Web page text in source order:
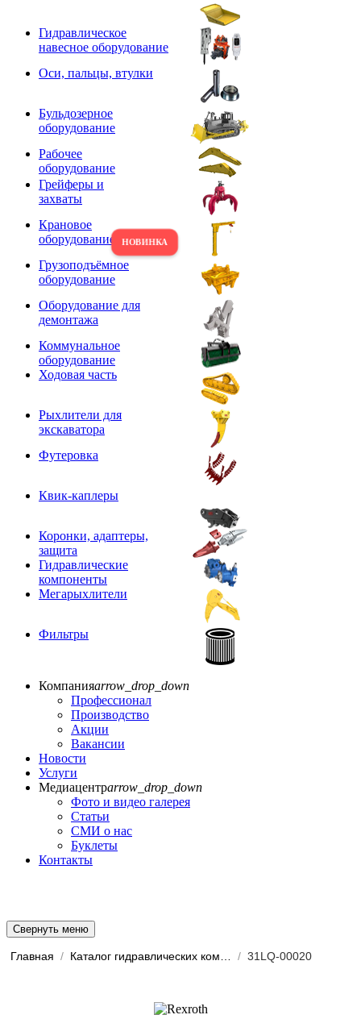
Гидравлическое
навесное оборудование
Оси, пальцы, втулки
Бульдозерное
оборудование
Рабочее
оборудование
Грейферы и
захваты
Крановое
оборудование
Грузоподъёмное
оборудование
Оборудование для
демонтажа
Коммунальное
оборудование
Ходовая часть
Рыхлители для
экскаватора
Футеровка
Квик-каплеры
Коронки, адаптеры,
защита
Гидравлические
компоненты
Мегарыхлители
Фильтры
Компанияarrow_drop_down
Профессионал
Производство
Акции
Вакансии
Новости
Услуги
Медиацентрarrow_drop_down
Фото и видео галерея
Статьи
СМИ о нас
Буклеты
Контакты
Свернуть меню
Главная / / 31LQ-00020